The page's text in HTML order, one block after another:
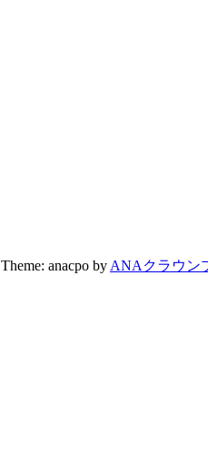
Theme: anacpo by ANAクラウン